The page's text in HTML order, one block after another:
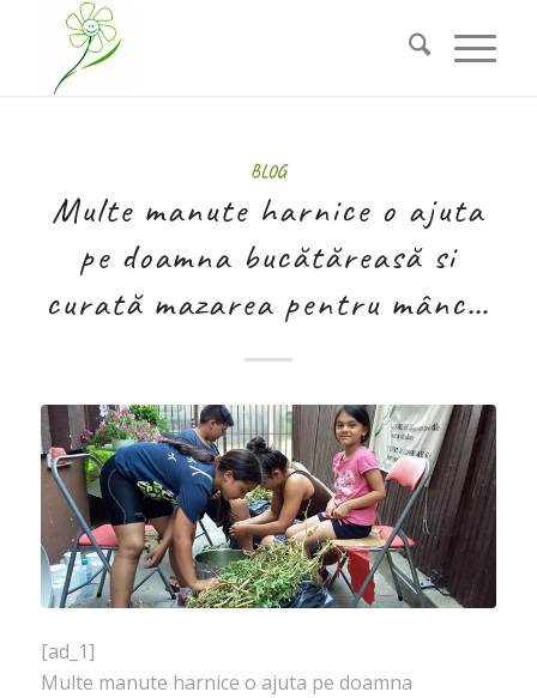
BLOG
Multe manute harnice o ajuta
pe doamna bucătăreasă si
curată mazarea pentru mânc…
[ad_1]
Multe manute harnice o ajuta pe doamna